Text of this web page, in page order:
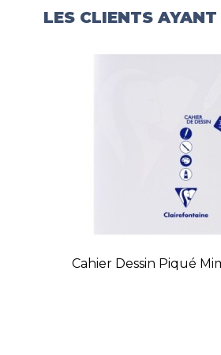
LES CLIENTS
Cahier Dessin Piqué